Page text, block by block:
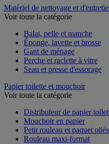
Matériel de nettoyage et d'entretien
Balai, pelle et manche
Éponge, lavette et brosse
Gant de ménage
Perche et raclette à vitre
Papier toilette et mouchoir
Distributeur de papier
Mouchoir en papier
Petit rouleau et paquet pliés